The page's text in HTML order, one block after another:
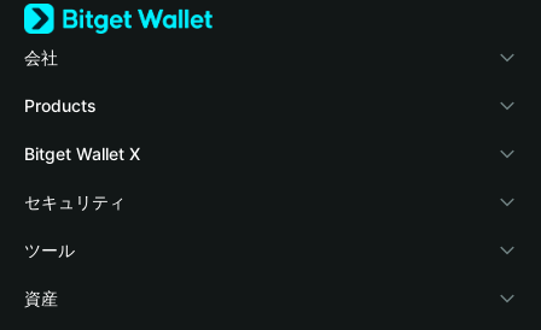
会社
Bitget Walletについて
ブログ
アカデミー
暗号資産ニュース
Help Center
Products
Crypto Card
Stablecoin Earn
Payfi Crypto
Crypto Swap API
Bitget Wallet X
デベロッパー
ウォレットを接続
Bitget Wallet Pay
セキュリティ
保護基金
セキュリティ技術
ツール
暗号資産を購入
資産